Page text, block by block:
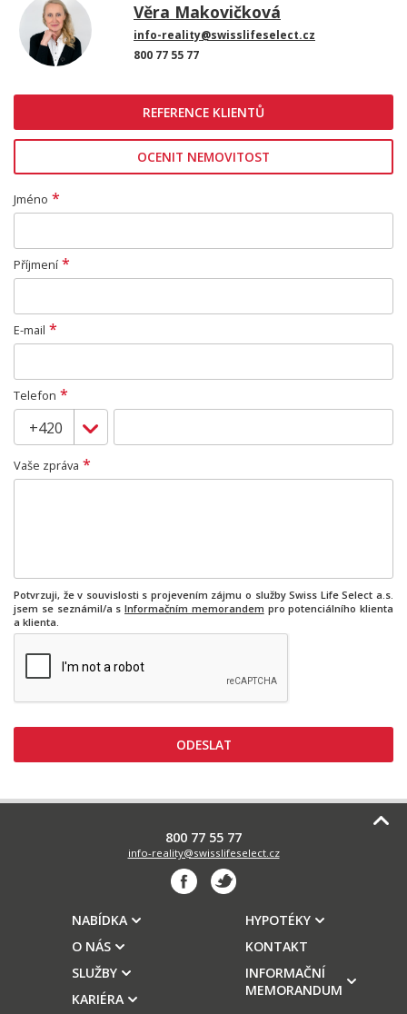
Věra Makovičková
info-reality@swisslifeselect.cz
800 77 55 77
REFERENCE KLIENTŮ
OCENIT NEMOVITOST
Jméno *
Příjmení *
E-mail *
Telefon *
Vaše zpráva *
Potvrzuji, že v souvislosti s projevením zájmu o služby Swiss Life Select a.s.
jsem se seznámil/a s Informačním memorandem pro potenciálního klienta
a klienta.
800 77 55 77
info-reality@swisslifeselect.cz
NABÍDKA
O NÁS
SLUŽBY
KARIÉRA
HYPOTÉKY
KONTAKT
INFORMAČNÍ
MEMORANDUM